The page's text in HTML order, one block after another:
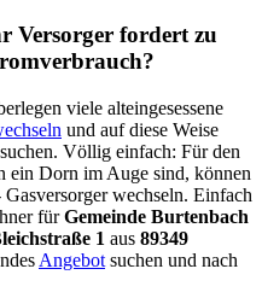
Versorger fordert zu
viele alteingesessene
und auf diese Weise
Völlig einfach: Für den
ein Dorn im Auge sind, können
wechseln. Einfach
fürGemeinde Burtenbach
1 aus 89349
Angebot suchen und nach